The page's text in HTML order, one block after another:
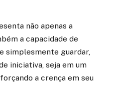
não apenas a
a capacidade de
simplesmente guardar,
iniciativa, seja em um
a crença em seu